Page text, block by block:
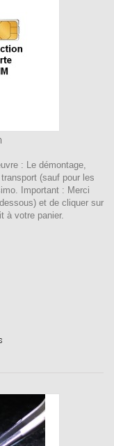
: Le démontage,
(sauf pour les
Important : Merci
et de cliquer sur
à votre panier.